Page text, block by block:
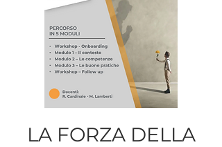
LA FORZA DELLA